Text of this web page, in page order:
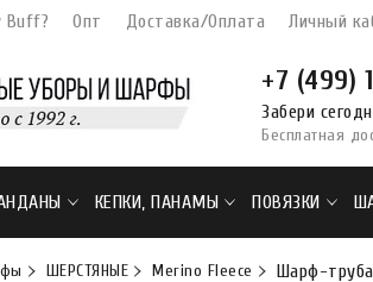
Buff? Опт Доставка/Оплата Личный
+7 (499)
Забери
Бесплатная
КЕПКИ, ПАНАМЫ ПОВЯЗКИ
ШЕРСТЯНЫЕ Merino Fleece Шарф-